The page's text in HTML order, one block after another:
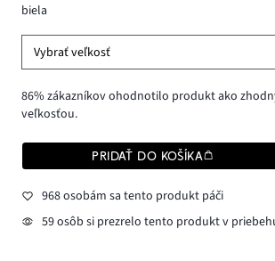
biela
Vybrať veľkosť
86% zákazníkov ohodnotilo produkt ako
veľkosťou.
PRIDAŤ DO KOŠÍKA
968 osobám sa tento produkt páči
59 osôb si prezrelo tento produkt v